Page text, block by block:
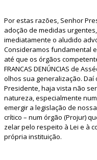
Por estas razões, Senhor
adoção de medidas
imediatamente o aludido
Consideramos fundamental
até que os órgãos
FRANCAS DENÚNCIAS de
olhos sua generalização.
Presidente, haja vista não
natureza, especialmente
emergir a legislação de
crítico – num órgão (Projur)
zelar pelo respeito à Lei e à
própria instituição.